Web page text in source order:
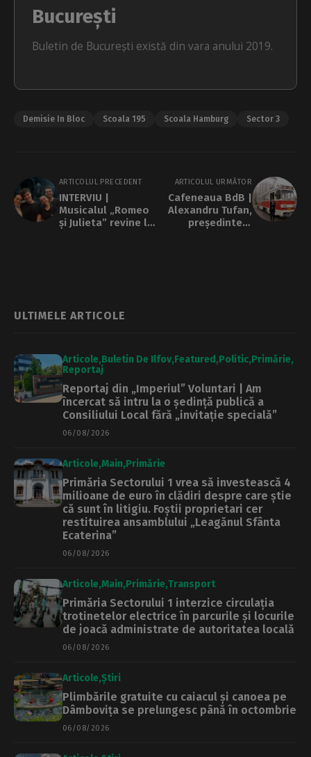
București
Buletin de București există din vara anului 2019.
Demisie In Bloc Scoala 195 Scoala Hamburg Sector 3
ARTICOLUL PRECEDENT
INTERVIU |
Musicalul „Romeo
și Julieta” revine la
„Refacerea fizică
este mai scurtă
ARTICOLUL URMĂTOR
Cafeneaua BdB |
Alexandru Tufan,
președintele
ULTIMELE ARTICOLE
Articole Buletin De Ilfov Featured Politic Primărie
Reportaj
Reportaj din „Imperiul” Voluntari | Am
încercat să intru la o ședință publică a
Consiliului Local fără „invitație specială”
06/08/2026
Articole Main Primărie
Primăria Sectorului 1 vrea să investească 4
milioane de euro în clădiri despre care știe
că sunt în litigiu. Foștii proprietari cer
restituirea ansamblului „Leagănul Sfânta
Ecaterina”
06/08/2026
Articole Main Primărie Transport
Primăria Sectorului 1 interzice circulația
trotinetelor electrice în parcurile și locurile
de joacă administrate de autoritatea locală
06/08/2026
Articole Știri
Plimbările gratuite cu caiacul și canoea pe
Dâmbovița se prelungesc până în octombrie
06/08/2026